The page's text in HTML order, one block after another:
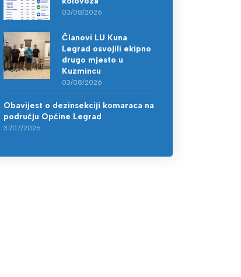
03/08/2026
Članovi LU Kuna
Legrad osvojili ekipno
drugo mjesto u
Kuzmincu
03/08/2026
Obavijest o dezinsekciji komaraca na
području Općine Legrad
31/07/2026